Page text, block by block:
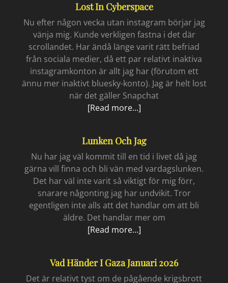
Lost In Cyberspace
Nu efter någon vecka utan instagram börjar jag
vänja mig. Kunde verkligen fastna i det där
scrollandet. Har ändå länge varit rätt befriad
från sociala medier, då ett par relativt inaktiva
instagramkonton är allt jag har (förutom ett
ännu mer inaktivt bluesky-konto). Jag är helt lost
när det gäller Snapchat
[Read more...]Lost
Lunken Och Jag
Nu har jag väl kommit till en tid i livet då jag
gärna vill finna och bli vän med vardagslunken.
Det har väl inte varit så viktigt för mig förr,
snarare någonting jag har undvikit. Tror
egentligen inte alls att det handlar om att bli
äldre. Det handlar mer om
[Read more...]Lunken
Vad Händer I Gaza Januari 2026
Det är relativt tyst om de pågående krigsbrott